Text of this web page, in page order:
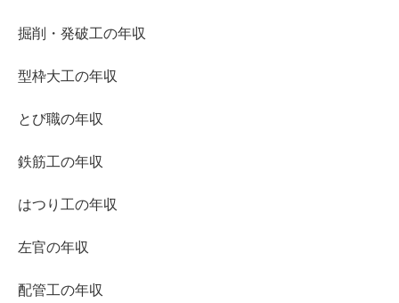
掘削・発破工の年収
型枠大工の年収
とび職の年収
鉄筋工の年収
はつり工の年収
左官の年収
配管工の年収